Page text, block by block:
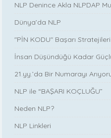
NLP Denince Akla NLPDAP
Dünya’da NLP
"PİN KODU" Başarı Stratejileri
İnsan Düşündüğü Kadar
21.yy.’da Bir Numarayı
NLP ile “BAŞARI KOÇLUĞU”
Neden NLP?
NLP Linkleri